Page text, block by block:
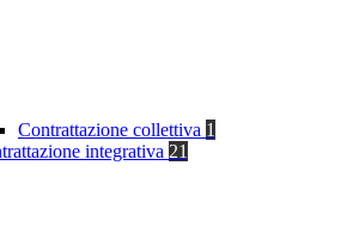
Contrattazione collettiva 1
integrativa 21